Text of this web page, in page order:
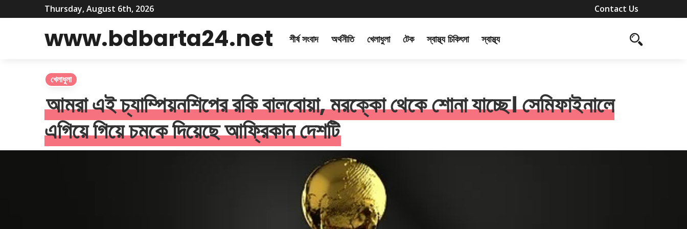
Thursday, August 6th, 2026 Contact Us
www.bdbarta24.net শীর্ষ সংবাদ অর্থনীতি খেলাধুলা টেক স্বাস্থ্য চিকিৎসা স্বাস্থ্য
খেলাধুলা
আমরা এই চ্যাম্পিয়নশিপের রকি বালবোয়া, মরক্কো থেকে শোনা যাচ্ছে। সেমিফাইনালে
এগিয়ে গিয়ে চমকে দিয়েছে আফ্রিকান দেশটি